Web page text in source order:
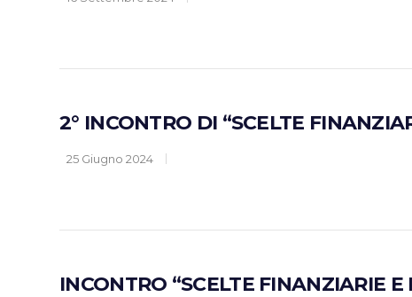
2° INCONTRO DI “SCELTE
25 Giugno 2024
INCONTRO “SCELTE FINANZIARIE